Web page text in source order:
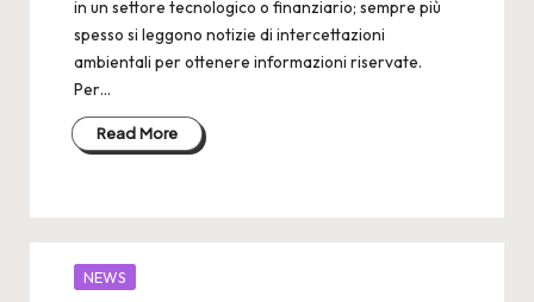
in un settore tecnologico o finanziario; sempre più
spesso si leggono notizie di intercettazioni
ambientali per ottenere informazioni riservate.
Per…
Read More
Posted
NEWS